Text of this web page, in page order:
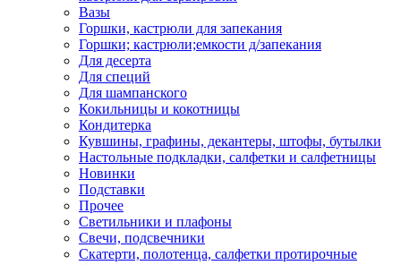
Вазы
Горшки, кастрюли для запекания
Горшки; кастрюли;емкости д/запекания
Для десерта
Для специй
Для шампанского
Кокильницы и кокотницы
Кондитерка
Кувшины, графины, декантеры, штофы, бутылки
Настольные подкладки, салфетки и салфетницы
Новинки
Подставки
Прочее
Светильники и плафоны
Свечи, подсвечники
Скатерти, полотенца, салфетки протирочные